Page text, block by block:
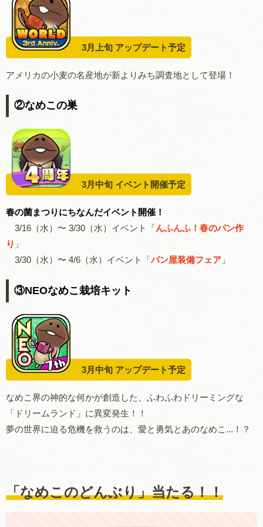
3月上旬 アップデート予定
アメリカの小麦の名産地が新よりみち調査地として登場！
②なめこの巣
3月中旬 イベント開催予定
春の菌まつりにちなんだイベント開催！
3/16（水）〜 3/30（水）イベント「んふんふ！春のパン作
り 」
3/30（水）〜 4/6（水）イベント「パン屋装備フェア 」
③NEOなめこ栽培キット
3月中旬 アップデート予定
なめこ界の神的な何かが創造した、ふわふわドリーミングな
「ドリームランド」に異変発生！！
夢の世界に迫る危機を救うのは、愛と勇気とあのなめこ...！？
「なめこのどんぶり」当たる！！